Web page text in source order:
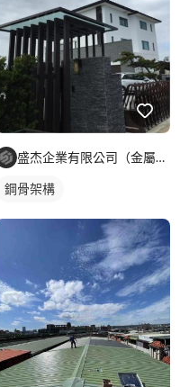
盛杰企業有限公司（金屬工程）
鋼骨架構